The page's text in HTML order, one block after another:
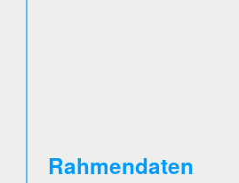
Rahmendaten